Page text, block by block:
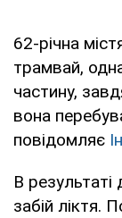
62-річна
трамвай,
частину,
вона
повідомляє
В результаті
забій ліктя.